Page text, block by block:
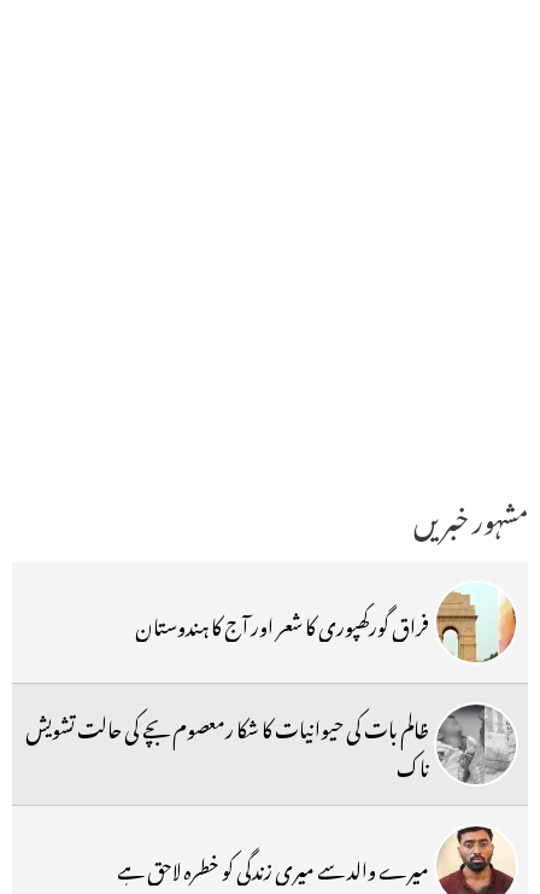
مشہور خبریں
فراق گورکھپوری کا شعر اور آج کا ہندوستان
ظالم بات کی حیوانیات کا شکا رمعصوم بچے کی حالت تشویش
ناک
میرے والد سے میری زندگی کو خطرہ لاحق ہے